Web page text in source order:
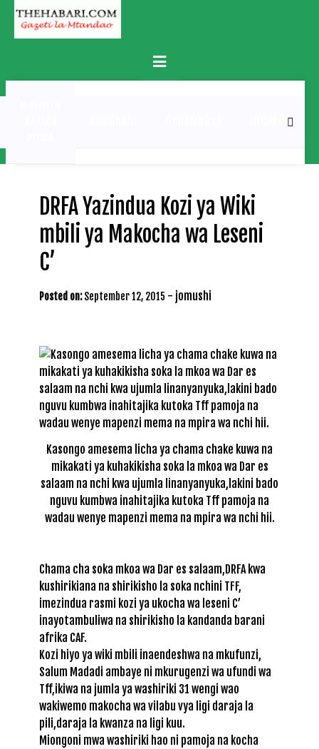
Skip
content
Primary
Menu
MICHEZO
DRFA Yazindua Kozi ya Wiki
mbili ya Makocha wa Leseni
C’
Posted on: September 12, 2015 - jomushi
Kasongo amesema licha ya chama chake kuwa na
mikakati ya kuhakikisha soka la mkoa wa Dar es
salaam na nchi kwa ujumla linanyanyuka,lakini bado
nguvu kumbwa inahitajika kutoka Tff pamoja na
wadau wenye mapenzi mema na mpira wa nchi hii.
Chama cha soka mkoa wa Dar es salaam,DRFA kwa
kushirikiana na shirikisho la soka nchini TFF,
imezindua rasmi kozi ya ukocha wa leseni C’
inayotambuliwa na shirikisho la kandanda barani
afrika CAF.
Kozi hiyo ya wiki mbili inaendeshwa na mkufunzi,
Salum Madadi ambaye ni mkurugenzi wa ufundi wa
Tff,ikiwa na jumla ya washiriki 31 wengi wao
wakiwemo makocha wa vilabu vya ligi daraja la
pili,daraja la kwanza na ligi kuu.
Miongoni mwa washiriki hao ni pamoja na kocha